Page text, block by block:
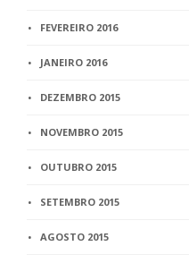
FEVEREIRO 2016
JANEIRO 2016
DEZEMBRO 2015
NOVEMBRO 2015
OUTUBRO 2015
SETEMBRO 2015
AGOSTO 2015